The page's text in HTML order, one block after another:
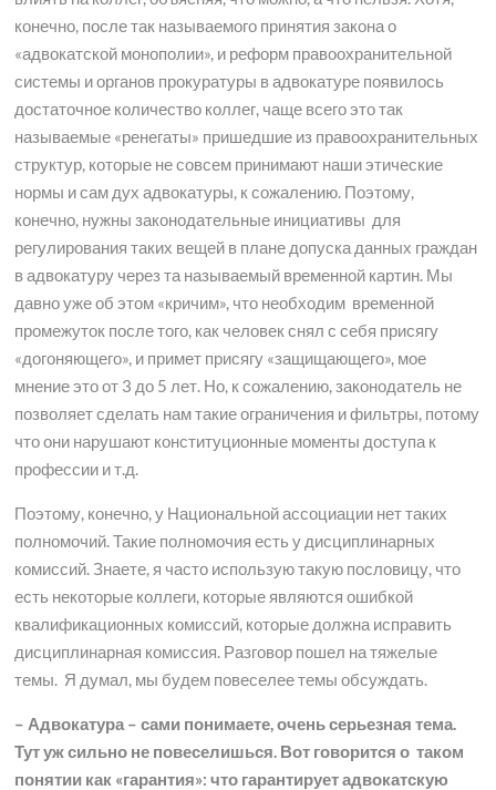
конечно, после так называемого принятия закона о
«адвокатской монополии», и реформ правоохранительной
системы и органов прокуратуры в адвокатуре появилось
достаточное количество коллег, чаще всего это так
называемые «ренегаты» пришедшие из правоохранительных
структур, которые не совсем принимают наши этические
нормы и сам дух адвокатуры, к сожалению. Поэтому,
конечно, нужны законодательные инициативы для
регулирования таких вещей в плане допуска данных граждан
в адвокатуру через та называемый временной картин. Мы
давно уже об этом «кричим», что необходим временной
промежуток после того, как человек снял с себя присягу
«догоняющего», и примет присягу «защищающего», мое
мнение это от 3 до 5 лет. Но, к сожалению, законодатель не
позволяет сделать нам такие ограничения и фильтры, потому
что они нарушают конституционные моменты доступа к
профессии и т.д.
Поэтому, конечно, у Национальной ассоциации нет таких
полномочий. Такие полномочия есть у дисциплинарных
комиссий. Знаете, я часто использую такую пословицу, что
есть некоторые коллеги, которые являются ошибкой
квалификационных комиссий, которые должна исправить
дисциплинарная комиссия. Разговор пошел на тяжелые
темы. Я думал, мы будем повеселее темы обсуждать.
– Адвокатура – сами понимаете, очень серьезная тема.
Тут уж сильно не повеселишься. Вот говорится о таком
понятии как «гарантия»: что гарантирует адвокатскую